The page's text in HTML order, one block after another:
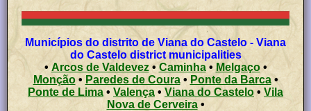
Municípios do distrito de Viana do Castelo - Viana
do Castelo district municipalities
• Arcos de Valdevez•Caminha• Melgaço•
Monção• Paredes de Coura• Ponte da Barca•
Ponte de Lima • Valença • Viana do Castelo • Vila
Nova de Cerveira•